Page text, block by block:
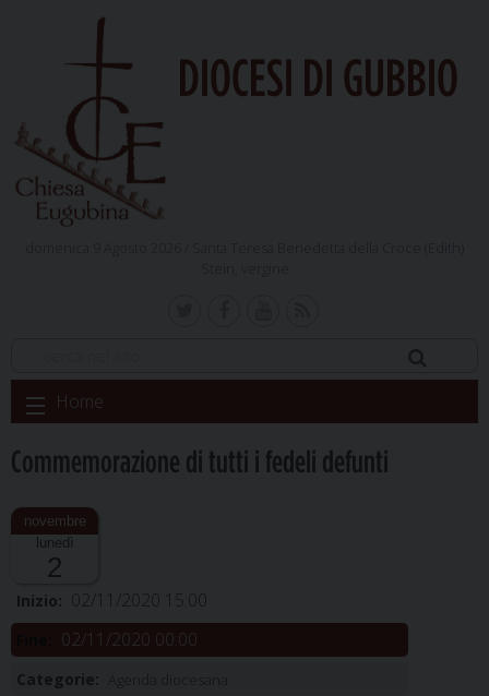
DIOCESI DI GUBBIO
Skip
to
Home
Commemorazione di tutti i fedeli defunti
lunedì
2
Inizio: 02/11/2020 15:00
02/11/2020 00:00
Categorie: